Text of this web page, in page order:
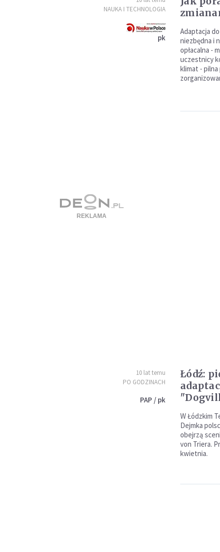
NAUKA I TECHNOLOGIA
pk
Adaptacja
niezbędna i
opłacalna -
uczestnicy
klimat -
10 lat temu
PO GODZINACH
PAP / pk
Łódź:
W Łódzkim
Dejmka
obejrzą
von Triera.
kwietnia.